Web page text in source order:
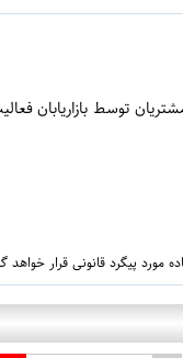
توسط بازاریابان
مورد پیگرد قانونی قرار خواهد